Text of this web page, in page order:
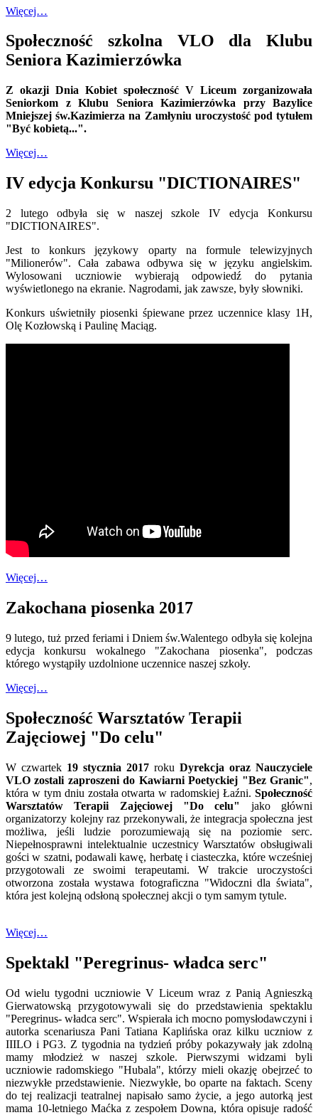
Więcej…
Społeczność szkolna VLO dla Klubu
Seniora Kazimierzówka
Z okazji Dnia Kobiet społeczność V Liceum zorganizowała
Seniorkom z Klubu Seniora Kazimierzówka przy Bazylice
Mniejszej św.Kazimierza na Zamłyniu uroczystość pod tytułem
"Być kobietą...".
Więcej…
IV edycja Konkursu "DICTIONAIRES"
2 lutego odbyła się w naszej szkole IV edycja Konkursu
"DICTIONAIRES".
Jest to konkurs językowy oparty na formule telewizyjnych
"Milionerów". Cała zabawa odbywa się w języku angielskim.
Wylosowani uczniowie wybierają odpowiedź do pytania
wyświetlonego na ekranie. Nagrodami, jak zawsze, były słowniki.
Konkurs uświetniły piosenki śpiewane przez uczennice klasy 1H,
Olę Kozłowską i Paulinę Maciąg.
Więcej…
Zakochana piosenka 2017
9 lutego, tuż przed feriami i Dniem św.Walentego odbyła się kolejna
edycja konkursu wokalnego "Zakochana piosenka", podczas
którego wystąpiły uzdolnione uczennice naszej szkoły.
Więcej…
Społeczność Warsztatów Terapii
Zajęciowej "Do celu"
W czwartek 19 stycznia 2017 roku Dyrekcja oraz Nauczyciele
VLO zostali zaproszeni do Kawiarni Poetyckiej "Bez Granic",
która w tym dniu została otwarta w radomskiej Łaźni. Społeczność
Warsztatów Terapii Zajęciowej "Do celu"
jako główni
organizatorzy kolejny raz przekonywali, że integracja społeczna jest
możliwa, jeśli ludzie porozumiewają się na poziomie serc.
Niepełnosprawni intelektualnie uczestnicy Warsztatów obsługiwali
gości w szatni, podawali kawę, herbatę i ciasteczka, które wcześniej
przygotowali ze swoimi terapeutami. W trakcie uroczystości
otworzona została wystawa fotograficzna "Widoczni dla świata",
która jest kolejną odsłoną społecznej akcji o tym samym tytule.
Więcej…
Spektakl "Peregrinus- władca serc"
Od wielu tygodni uczniowie V Liceum wraz z Panią Agnieszką
Gierwatowską przygotowywali się do przedstawienia spektaklu
"Peregrinus- władca serc". Wspierała ich mocno pomysłodawczyni i
autorka scenariusza Pani Tatiana Kaplińska oraz kilku uczniow z
IIILO i PG3. Z tygodnia na tydzień próby pokazywały jak zdolną
mamy młodzież w naszej szkole. Pierwszymi widzami byli
uczniowie radomskiego "Hubala", którzy mieli okazję obejrzeć to
niezwykłe przedstawienie. Niezwykłe, bo oparte na faktach. Sceny
do tej realizacji teatralnej napisało samo życie, a jego autorką jest
mama 10-letniego Maćka z zespołem Downa, która opisuje radość